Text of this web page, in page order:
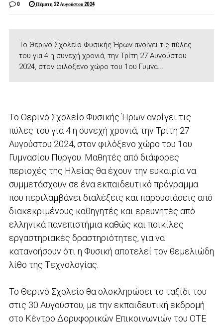
0 Πέμπτη 22 Αυγούστου 2024
Το Θερινό Σχολείο Φυσικής Ήρων ανοίγει τις πύλες
του για 4 η συνεχή χρονιά, την Τρίτη 27 Αυγούστου
2024, στον φιλόξενο χώρο του 1ου Γυμνα...
Το Θερινό Σχολείο Φυσικής Ήρων ανοίγει τις
πύλες του για 4 η συνεχή χρονιά, την Τρίτη 27
Αυγούστου 2024, στον φιλόξενο χώρο του 1ου
Γυμνασίου Πύργου. Μαθητές από διάφορες
περιοχές της Ηλείας θα έχουν την ευκαιρία να
συμμετάσχουν σε ένα εκπαιδευτικό πρόγραμμα
που περιλαμβάνει διαλέξεις και παρουσιάσεις από
διακεκριμένους καθηγητές και ερευνητές από
ελληνικά πανεπιστήμια καθώς και ποικίλες
εργαστηριακές δραστηριότητες, για να
κατανοήσουν ότι η Φυσική αποτελεί τον θεμελιώδη
λίθο της Tεχνολογίας.
Το Θερινό Σχολείο θα ολοκληρώσει το ταξίδι του
στις 30 Αυγούστου, με την εκπαιδευτική εκδρομή
στο Κέντρο Δορυφορικών Επικοινωνιών του ΟΤΕ